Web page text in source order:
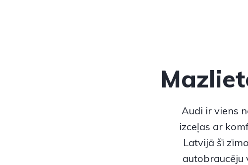
Audi ir viens
izceļas ar
Latvijā šī
autobraucēju